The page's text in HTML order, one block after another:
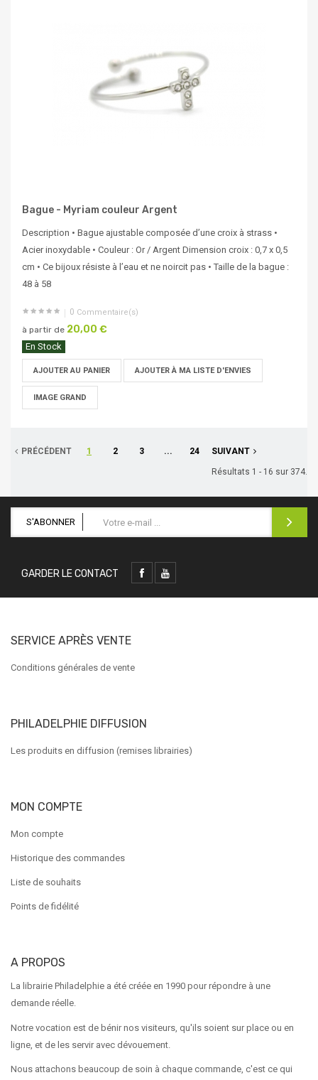
Bague - Myriam couleur Argent
Description • Bague ajustable composée d’une croix à strass •
Acier inoxydable • Couleur : Or / Argent Dimension croix : 0,7 x 0,5
cm • Ce bijoux résiste à l’eau et ne noircit pas • Taille de la bague :
48 à 58
0 Commentaire(s)
à partir de 20,00 €
En Stock
AJOUTER AU PANIER AJOUTER À MA LISTE D'ENVIES
IMAGE GRAND
PRÉCÉDENT 1 2 3 ... 24 SUIVANT
Résultats 1 - 16 sur 374.
S'ABONNER
GARDER LE CONTACT
SERVICE APRÈS VENTE
Conditions générales de vente
PHILADELPHIE DIFFUSION
Les produits en diffusion (remises librairies)
MON COMPTE
Mon compte
Historique des commandes
Liste de souhaits
Points de fidélité
A PROPOS
La librairie Philadelphie a été créée en 1990 pour répondre à une
demande réelle.
Notre vocation est de bénir nos visiteurs, qu'ils soient sur place ou en
ligne, et de les servir avec dévouement.
Nous attachons beaucoup de soin à chaque commande, c'est ce qui